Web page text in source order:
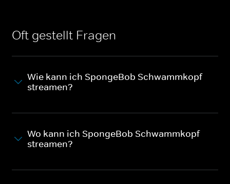
Oft gestellt Fragen
Wie kann ich SpongeBob Schwammkopf
streamen?
Wo kann ich SpongeBob Schwammkopf
streamen?